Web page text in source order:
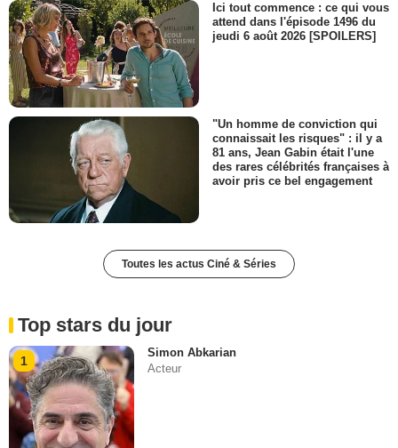
Ici tout commence : ce qui vous
attend dans l'épisode 1496 du
jeudi 6 août 2026 [SPOILERS]
"Un homme de conviction qui
connaissait les risques" : il y a
81 ans, Jean Gabin était l'une
des rares célébrités françaises à
avoir pris ce bel engagement
Toutes les actus Ciné & Séries
Top stars du jour
1
Simon Abkarian
Acteur